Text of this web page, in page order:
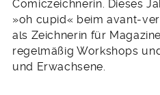
Comiczeichnerin. Dieses
»oh cupid« beim avant-
als Zeichnerin für
regelmäßig Workshops
und Erwachsene.